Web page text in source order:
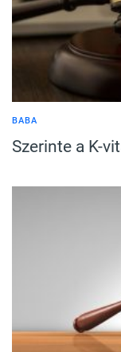
BABA
Szerinte a K-